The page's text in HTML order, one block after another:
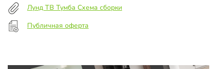
Лунд ТВ Тумба Схема сборки
Публичная оферта